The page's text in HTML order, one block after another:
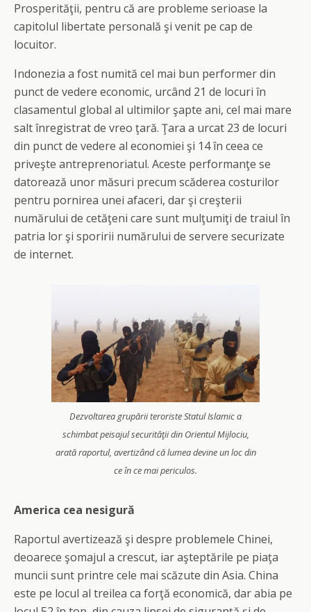
Prosperităţii, pentru că are probleme serioase la
capitolul libertate personală şi venit pe cap de
locuitor.
Indonezia a fost numită cel mai bun performer din
punct de vedere economic, urcând 21 de locuri în
clasamentul global al ultimilor şapte ani, cel mai mare
salt înregistrat de vreo ţară. Ţara a urcat 23 de locuri
din punct de vedere al economiei şi 14 în ceea ce
priveşte antreprenoriatul. Aceste performanţe se
datorează unor măsuri precum scăderea costurilor
pentru pornirea unei afaceri, dar şi creşterii
numărului de cetăţeni care sunt mulţumiţi de traiul în
patria lor şi sporirii numărului de servere securizate
de internet.
Dezvoltarea grupării teroriste Statul Islamic a
schimbat peisajul securităţii din Orientul Mijlociu,
arată raportul, avertizând că lumea devine un loc din
ce în ce mai periculos.
America cea nesigură
Raportul avertizează şi despre problemele Chinei,
deoarece şomajul a crescut, iar aşteptările pe piaţa
muncii sunt printre cele mai scăzute din Asia. China
este pe locul al treilea ca forţă economică, dar abia pe